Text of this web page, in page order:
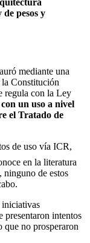
pesos y
mediante una
Constitución
regula con la Ley
un uso a nivel
el Tratado de
de uso vía ICR,
en la literatura
ninguno de estos
iniciativas
presentaron intentos
que no prosperaron